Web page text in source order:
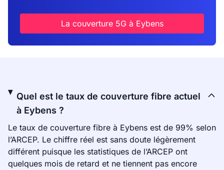
La couverture 5G à Eybens
Quel est le taux de couverture fibre actuel
à Eybens ?
Le taux de couverture fibre à Eybens est de 99% selon
l’ARCEP. Le chiffre réel est sans doute légèrement
différent puisque les statistiques de l’ARCEP ont
quelques mois de retard et ne tiennent pas encore